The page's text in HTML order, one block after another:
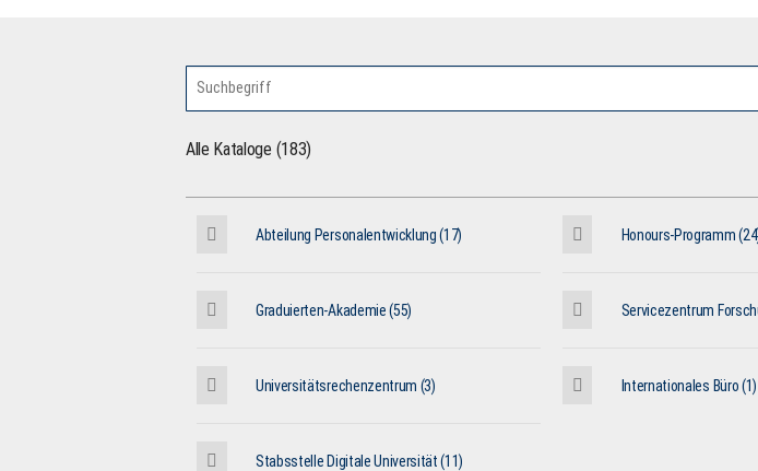
Alle Kataloge (183)
Abteilung Personalentwicklung (17) Honours-Programm
Graduierten-Akademie (55) Servicezentrum
Universitätsrechenzentrum (3) Internationales Büro (1)
Stabsstelle Digitale Universität (11)